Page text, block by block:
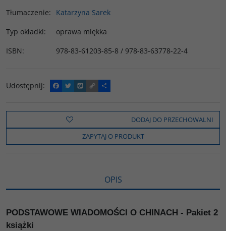
Tłumaczenie:
Katarzyna Sarek
Typ okładki:
oprawa miękka
ISBN: 978-83-61203-85-8 / 978-83-63778-22-4
Udostępnij:
F
a
e
o
k
T
w
t
t
e
W
y
o
C
o
y
i
n
k
P
o
z
e
l
s
DODAJ DO PRZECHOWALNI
ZAPYTAJ O PRODUKT
OPIS
PODSTAWOWE WIADOMOŚCI O CHINACH - Pakiet 2
książki